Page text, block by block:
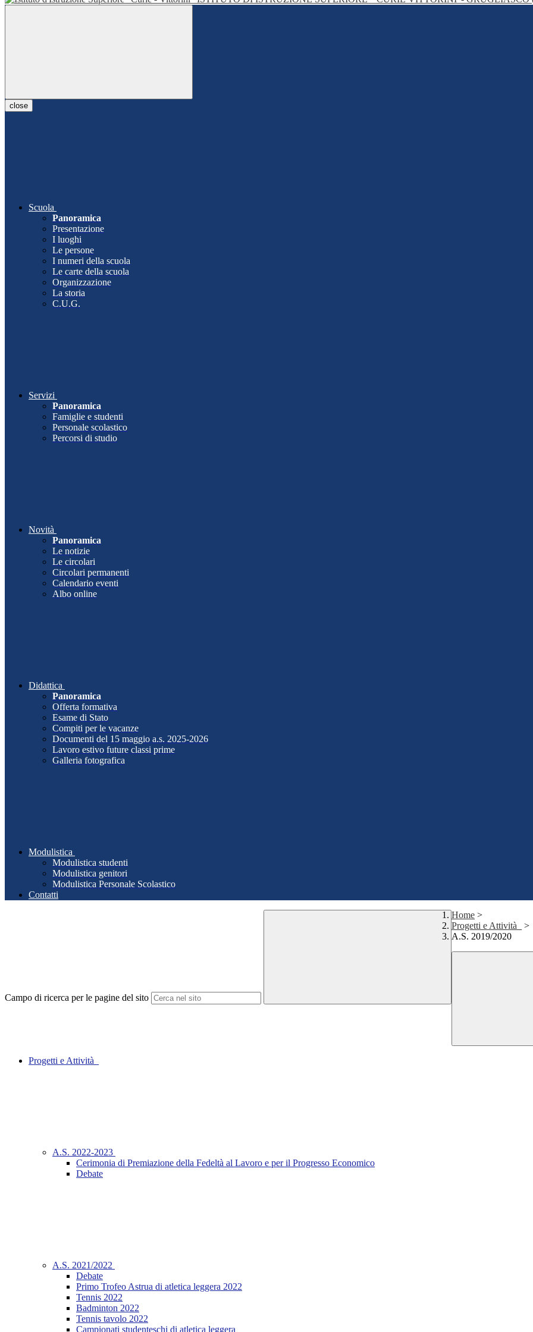
close
Scuola
Panoramica
Presentazione
I luoghi
Le persone
I numeri della scuola
Le carte della scuola
Organizzazione
La storia
C.U.G.
Servizi
Panoramica
Famiglie e studenti
Personale scolastico
Percorsi di studio
Novità
Panoramica
Le notizie
Le circolari
Circolari permanenti
Calendario eventi
Albo online
Didattica
Panoramica
Offerta formativa
Esame di Stato
Compiti per le vacanze
Documenti del 15 maggio a.s. 2025-2026
Lavoro estivo future classi prime
Galleria fotografica
Modulistica
Modulistica studenti
Modulistica genitori
Modulistica Personale Scolastico
Contatti
Campo di ricerca per le pagine del sito
Home >
Progetti e Attività_
>
A.S. 2019/2020
Progetti e Attività_
A.S. 2022-2023
Cerimonia di Premiazione della Fedeltà al Lavoro e per il Progresso Economico
Debate
A.S. 2021/2022
Debate
Primo Trofeo Astrua di atletica leggera 2022
Tennis 2022
Badminton 2022
Tennis tavolo 2022
Campionati studenteschi di atletica leggera